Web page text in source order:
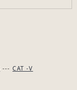
---CAT -V